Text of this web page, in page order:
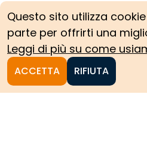
Questo sito utilizza
parte per offrirti una
Leggi di più su come
ACCETTA RIFIUTA